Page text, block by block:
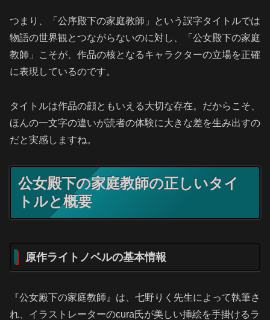
つまり、「公序殿下の家庭教師」という誤字タイトルでは
物語の世界観とつながらないのに対し、「公女殿下の家庭
教師」こそが、作品の核となるキャラクターの立場を正確
に表現しているのです。
タイトルは作品の顔ともいえる大切な存在。だからこそ、
ほんの一文字の違いが読者の体験に大きな差を生み出すの
だと実感しますね。
公女殿下の家庭教師の正しいタイ
トルと概要
原作ライトノベルの基本情報
『公女殿下の家庭教師』は、七野りく先生によって執筆さ
れ、イラストレーターのcura氏が美しい挿絵を手掛けるラ